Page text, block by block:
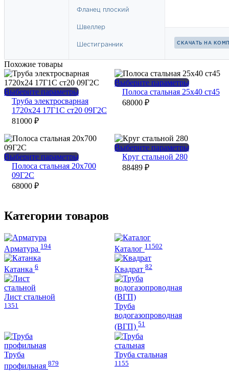
Похожие товары
Выберите параметрыЭтот
товар
имеет
Опции
выбрать
на
Труба электросварная
1720х24 17Г1С ст20 09Г2С
81000 ₽
Выберите параметрыЭтот
товар
выбрать
Полоса стальная 25х40 ст45
68000 ₽
Выберите параметрыЭтот
товар
выбрать
Полоса стальная 20х700
09Г2С
68000 ₽
Выберите параметрыЭтот
Круг стальной 280
88489 ₽
Категории товаров
Арматура 194 Каталог 11502
Катанка 6 Квадрат 82
Лист стальной
1351
Труба
водогазопроводная
(ВГП) 51
Труба
профильная 879
Труба стальная
1155